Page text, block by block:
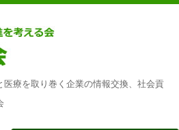
療を取り巻く企業の情報交換、社会貢